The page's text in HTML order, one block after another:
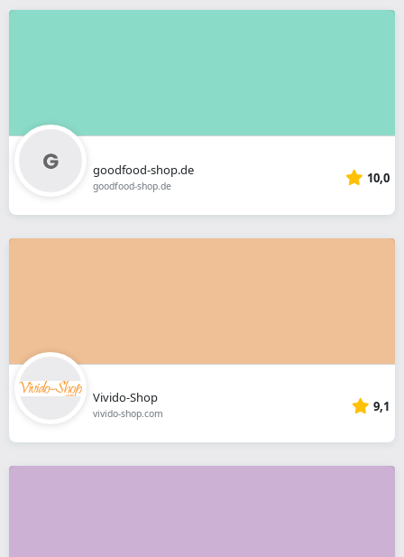
goodfood-shop.de
goodfood-shop.de 10,0
Vivido-Shop
vivido-shop.com 9,1